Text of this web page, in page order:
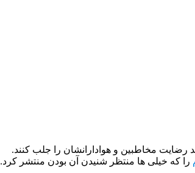
رضایت مخاطبین و هوادارانشان را جلب کنند.
را که خیلی ها منتظر شنیدن آن بودن منتشر کرد.